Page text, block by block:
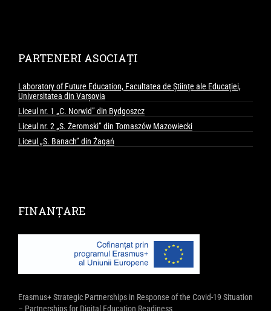
PARTENERI ASOCIAȚI
Laboratory of Future Education, Facultatea de Științe ale Educației,
Universitatea din Varșovia
Liceul nr. 1 „C. Norwid” din Bydgoszcz
Liceul nr. 2 „S. Żeromski” din Tomaszów Mazowiecki
Liceul „S. Banach” din Żagań
FINANȚARE
Erasmus+ Strategic Partnerships in Response of the Covid-19 Situation
– Partnerships for Digital Education Readiness